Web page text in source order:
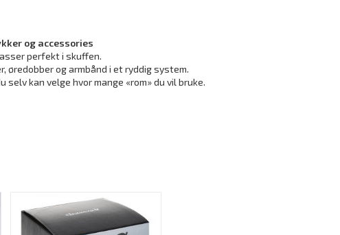
og accessories
perfekt i skuffen.
øredobber og armbånd i et ryddig system.
kan velge hvor mange «rom» du vil bruke.